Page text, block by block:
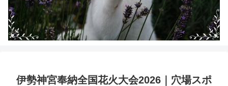
伊勢神宮奉納全国花火大会2026｜穴場スポ